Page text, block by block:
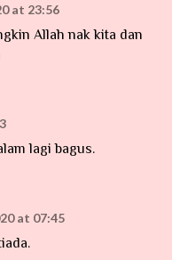
at 23:56
Allah nak kita dan
lagi bagus.
at 07:45